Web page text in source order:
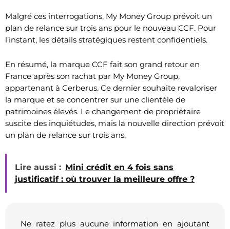
Malgré ces interrogations, My Money Group prévoit un
plan de relance sur trois ans pour le nouveau CCF. Pour
l’instant, les détails stratégiques restent confidentiels.
En résumé, la marque CCF fait son grand retour en
France après son rachat par My Money Group,
appartenant à Cerberus. Ce dernier souhaite revaloriser
la marque et se concentrer sur une clientèle de
patrimoines élevés. Le changement de propriétaire
suscite des inquiétudes, mais la nouvelle direction prévoit
un plan de relance sur trois ans.
Lire aussi : Mini crédit en 4 fois sans
justificatif : où trouver la meilleure offre ?
Ne ratez plus aucune information en ajoutant